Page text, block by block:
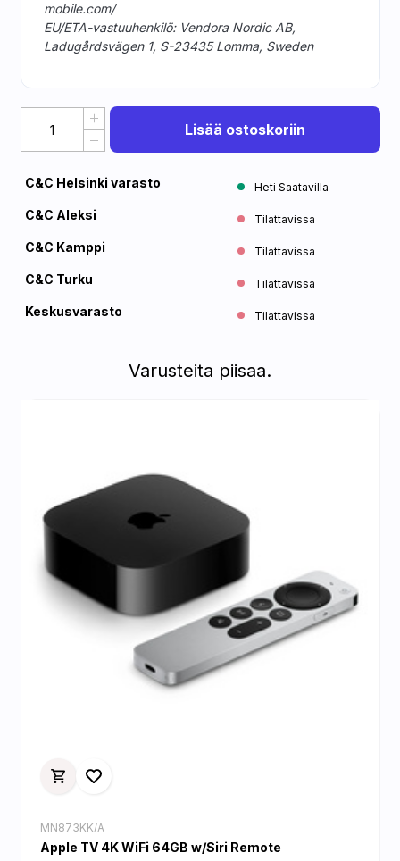
mobile.com/
EU/ETA-vastuuhenkilö: Vendora Nordic AB,
Ladugårdsvägen 1, S-23435 Lomma, Sweden
Lisää ostoskoriin
C&C Helsinki varasto Heti Saatavilla
C&C Aleksi Tilattavissa
C&C Kamppi Tilattavissa
C&C Turku Tilattavissa
Keskusvarasto Tilattavissa
Varusteita piisaa.
MN873KK/A
Apple TV 4K WiFi 64GB w/Siri Remote